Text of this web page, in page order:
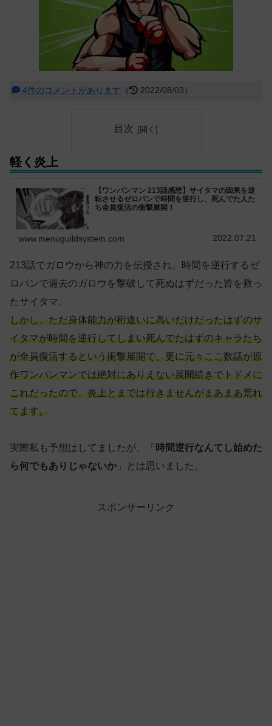
4件のコメントがあります （ 2022/08/03）
目次
軽く炎上
【ワンパンマン 213話感想】サイタマの因果を逆
転させるゼロパンで時間を逆行し、死んでた人た
ち全員復活の衝撃展開！
www.menuguildsystem.com 2022.07.21
213話でガロウから神の力を伝授され、時間を逆行するゼ
ロパンで過去のガロウを撃破して死ぬはずだった皆を救っ
たサイタマ。
しかし、ただ身体能力が桁違いに高いだけだったはずのサ
イタマが時間を逆行してしまい死んでたはずのキャラたち
が全員復活するという衝撃展開で、更に元々ここ数話が原
作ワンパンマンでは絶対にありえない展開続きでトドメに
これだったので、炎上とまでは行きませんがまあまあ荒れ
てます。
実際私も予想はしてましたが、「 時間逆行なんてし始めた
ら何でもありじゃないか 」とは思いました。
スポンサーリンク